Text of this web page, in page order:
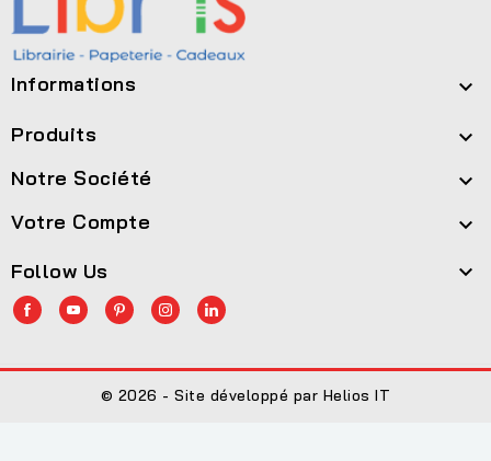
Informations 
Produits 
Notre Société 
Votre Compte 
Follow Us 
© 2026 - Site développé par Helios IT